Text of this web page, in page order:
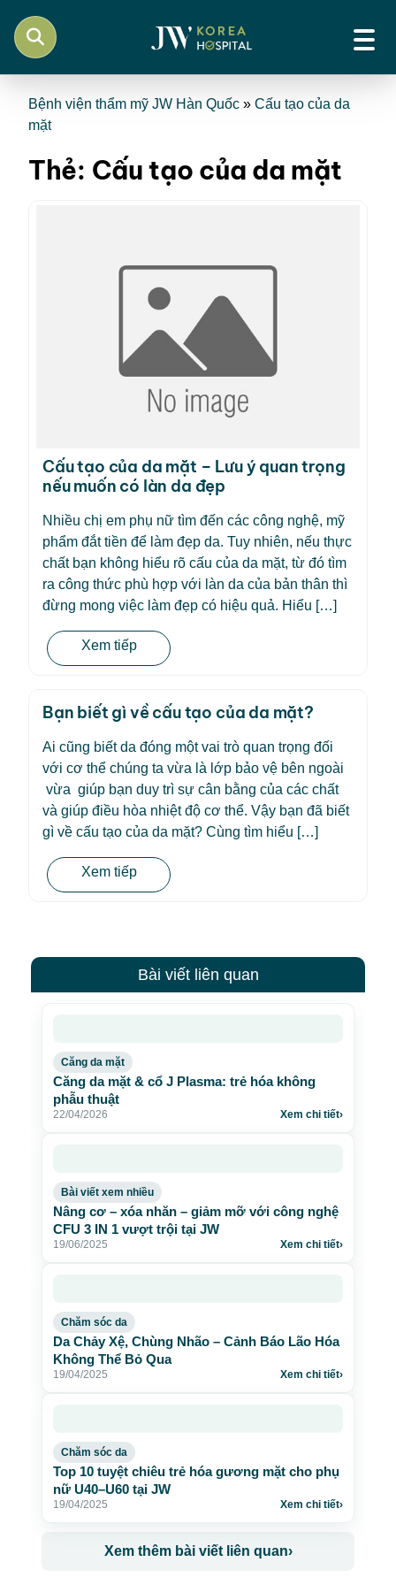
Bệnh viện thẩm mỹ JW Hàn Quốc » Cấu tạo của da
mặt
Thẻ: Cấu tạo của da mặt
Cấu tạo của da mặt – Lưu ý quan trọng
nếu muốn có làn da đẹp
Nhiều chị em phụ nữ tìm đến các công nghệ, mỹ
phẩm đắt tiền để làm đẹp da. Tuy nhiên, nếu thực
chất bạn không hiểu rõ cấu của da mặt, từ đó tìm
ra công thức phù hợp với làn da của bản thân thì
đừng mong việc làm đẹp có hiệu quả. Hiểu […]
Xem tiếp
Bạn biết gì về cấu tạo của da mặt?
Ai cũng biết da đóng một vai trò quan trọng đối
với cơ thể chúng ta vừa là lớp bảo vệ bên ngoài
vừa giúp bạn duy trì sự cân bằng của các chất
và giúp điều hòa nhiệt độ cơ thể. Vậy bạn đã biết
gì về cấu tạo của da mặt? Cùng tìm hiểu […]
Xem tiếp
Bài viết liên quan
Căng da mặt
Căng da mặt & cổ J Plasma: trẻ hóa không
phẫu thuật
22/04/2026 Xem chi tiết›
Bài viết xem nhiều
Nâng cơ – xóa nhăn – giảm mỡ với công nghệ
CFU 3 IN 1 vượt trội tại JW
19/06/2025 Xem chi tiết›
Chăm sóc da
Da Chảy Xệ, Chùng Nhão – Cảnh Báo Lão Hóa
Không Thể Bỏ Qua
19/04/2025 Xem chi tiết›
Chăm sóc da
Top 10 tuyệt chiêu trẻ hóa gương mặt cho phụ
nữ U40–U60 tại JW
19/04/2025 Xem chi tiết›
Xem thêm bài viết liên quan›